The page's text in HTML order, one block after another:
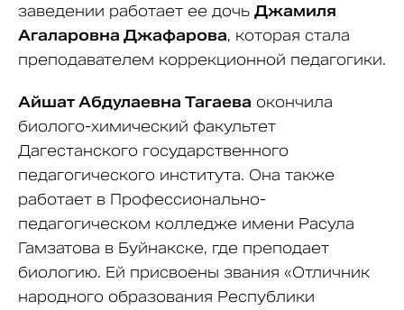
заведении работает ее дочь Джамиля
Агаларовна Джафарова, которая стала
преподавателем коррекционной педагогики.
Айшат Абдулаевна Тагаева окончила
биолого-химический факультет
Дагестанского государственного
педагогического института. Она также
работает в Профессионально-
педагогическом колледже имени Расула
Гамзатова в Буйнакске, где преподает
биологию. Ей присвоены звания «Отличник
народного образования Республики